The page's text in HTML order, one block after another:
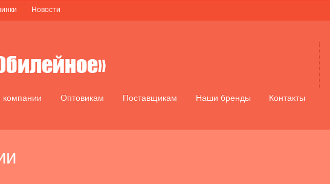
Новости
Оптовикам Поставщикам Наши бренды Контакты